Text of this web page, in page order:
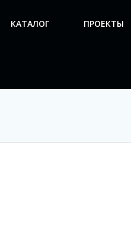
КАТАЛОГ ПРОЕКТЫ